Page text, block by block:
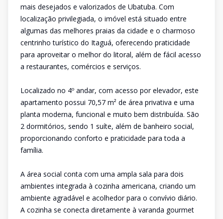
mais desejados e valorizados de Ubatuba. Com
localização privilegiada, o imóvel está situado entre
algumas das melhores praias da cidade e o charmoso
centrinho turístico do Itaguá, oferecendo praticidade
para aproveitar o melhor do litoral, além de fácil acesso
a restaurantes, comércios e serviços.
Localizado no 4º andar, com acesso por elevador, este
apartamento possui 70,57 m² de área privativa e uma
planta moderna, funcional e muito bem distribuída. São
2 dormitórios, sendo 1 suíte, além de banheiro social,
proporcionando conforto e praticidade para toda a
família.
A área social conta com uma ampla sala para dois
ambientes integrada à cozinha americana, criando um
ambiente agradável e acolhedor para o convívio diário.
A cozinha se conecta diretamente à varanda gourmet